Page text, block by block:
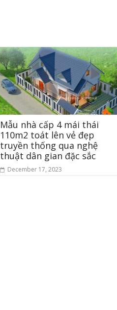
Mẫu nhà cấp 4 mái thái
110m2 toát lên vẻ đẹp
truyền thống qua nghệ
thuật dân gian đặc sắc
December 17, 2023